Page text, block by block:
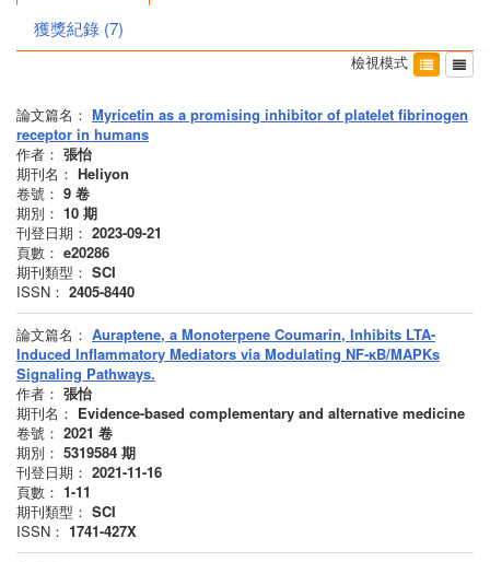
獲獎紀錄 (7)
檢視模式
論文篇名： Myricetin as a promising inhibitor of platelet fibrinogen
receptor in humans
作者： 張怡
期刊名： Heliyon
卷號： 9 卷
期別： 10 期
刊登日期： 2023-09-21
頁數： e20286
期刊類型： SCI
ISSN： 2405-8440
論文篇名： Auraptene, a Monoterpene Coumarin, Inhibits LTA-
Induced Inflammatory Mediators via Modulating NF-κB/MAPKs
Signaling Pathways.
作者： 張怡
期刊名： Evidence-based complementary and alternative medicine
卷號： 2021 卷
期別： 5319584 期
刊登日期： 2021-11-16
頁數： 1-11
期刊類型： SCI
ISSN： 1741-427X